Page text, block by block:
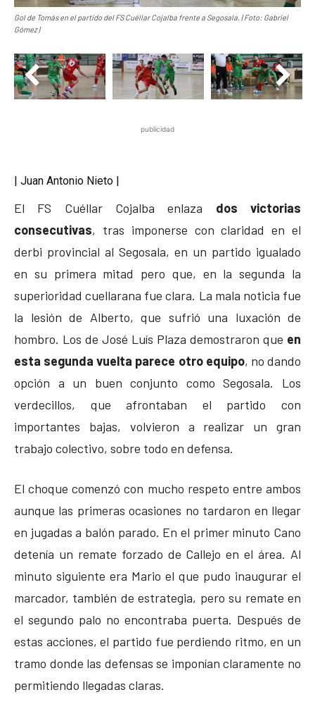
Gol de Tomás en el partido del FS Cuéllar Cojalba frente a Segosala. | Foto: Gabriel
Gómez |
publicidad
| Juan Antonio Nieto |
El FS Cuéllar Cojalba enlaza dos victorias
consecutivas, tras imponerse con claridad en el
derbi provincial al Segosala, en un partido igualado
en su primera mitad pero que, en la segunda la
superioridad cuellarana fue clara. La mala noticia fue
la lesión de Alberto, que sufrió una luxación de
hombro. Los de José Luís Plaza demostraron que en
esta segunda vuelta parece otro equipo, no dando
opción a un buen conjunto como Segosala. Los
verdecillos, que afrontaban el partido con
importantes bajas, volvieron a realizar un gran
trabajo colectivo, sobre todo en defensa.
El choque comenzó con mucho respeto entre ambos
aunque las primeras ocasiones no tardaron en llegar
en jugadas a balón parado. En el primer minuto Cano
detenía un remate forzado de Callejo en el área. Al
minuto siguiente era Mario el que pudo inaugurar el
marcador, también de estrategia, pero su remate en
el segundo palo no encontraba puerta. Después de
estas acciones, el partido fue perdiendo ritmo, en un
tramo donde las defensas se imponían claramente no
permitiendo llegadas claras.